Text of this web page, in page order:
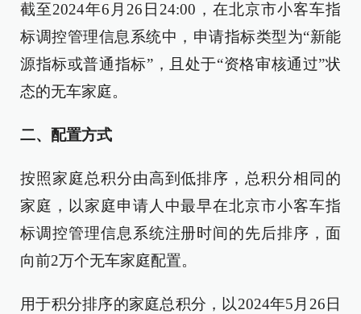
截至2024年6月26日24:00，在北京市小客车指
标调控管理信息系统中，申请指标类型为“新能
源指标或普通指标”，且处于“资格审核通过”状
态的无车家庭。
二、配置方式
按照家庭总积分由高到低排序，总积分相同的
家庭，以家庭申请人中最早在北京市小客车指
标调控管理信息系统注册时间的先后排序，面
向前2万个无车家庭配置。
用于积分排序的家庭总积分，以2024年5月26日